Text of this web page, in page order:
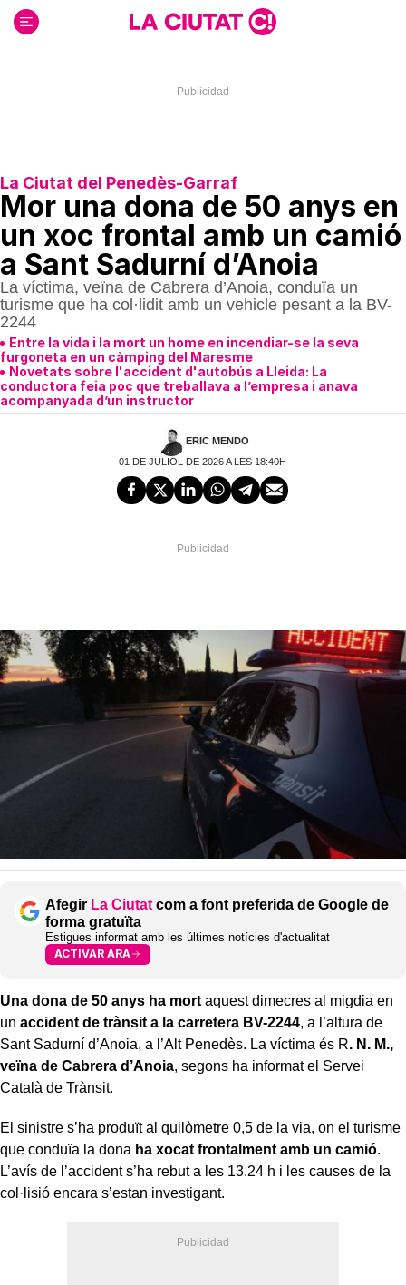
contenido
La Ciutat del Penedès-Garraf
Mor una dona de 50 anys en
un xoc frontal amb un camió
a Sant Sadurní d’Anoia
La víctima, veïna de Cabrera d’Anoia, conduïa un
turisme que ha col·lidit amb un vehicle pesant a la BV-
2244
Entre la vida i la mort un home en incendiar-se la seva
furgoneta en un càmping del Maresme
Novetats sobre l'accident d'autobús a Lleida: La
conductora feia poc que treballava a l’empresa i anava
acompanyada d’un instructor
ERIC MENDO
01 DE JULIOL DE 2026 A LES 18:40H
Afegir La Ciutat com a font preferida de Google de
forma gratuïta
Estigues informat amb les últimes notícies d'actualitat
ACTIVAR ARA
Una dona de 50 anys ha mort aquest dimecres al migdia en
un accident de trànsit a la carretera BV-2244, a l’altura de
Sant Sadurní d’Anoia, a l’Alt Penedès. La víctima és R. N. M.,
veïna de Cabrera d’Anoia, segons ha informat el Servei
Català de Trànsit.
El sinistre s’ha produït al quilòmetre 0,5 de la via, on el turisme
que conduïa la dona ha xocat frontalment amb un camió.
L’avís de l’accident s’ha rebut a les 13.24 h i les causes de la
col·lisió encara s’estan investigant.